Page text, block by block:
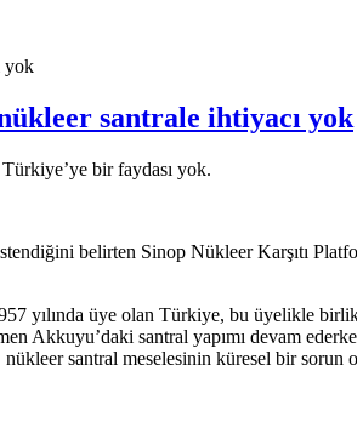
yok
santrale ihtiyacı yok
bir faydası yok.
belirten Sinop Nükleer Karşıtı
yılında üye olan Türkiye, bu üyelikle
Akkuyu’daki santral yapımı devam
santral meselesinin küresel bir sorun